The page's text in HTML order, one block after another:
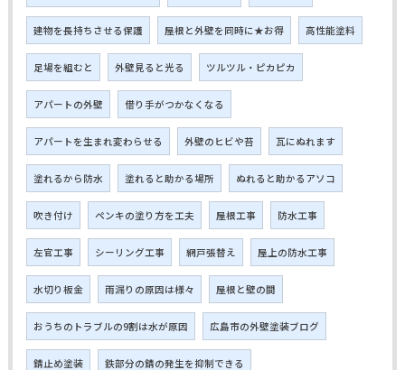
建物を長持ちさせる保護 屋根と外壁を同時に★お得 高性能塗料
足場を組むと 外壁見ると光る ツルツル・ピカピカ
アパートの外壁 借り手がつかなくなる
アパートを生まれ変わらせる 外壁のヒビや苔 瓦にぬれます
塗れるから防水 塗れると助かる場所 ぬれると助かるアソコ
吹き付け ペンキの塗り方を工夫 屋根工事 防水工事
左官工事 シーリング工事 網戸張替え 屋上の防水工事
水切り板金 雨漏りの原因は様々 屋根と壁の間
おうちのトラブルの9割は水が原因 広島市の外壁塗装ブログ
錆止め塗装 鉄部分の錆の発生を抑制できる